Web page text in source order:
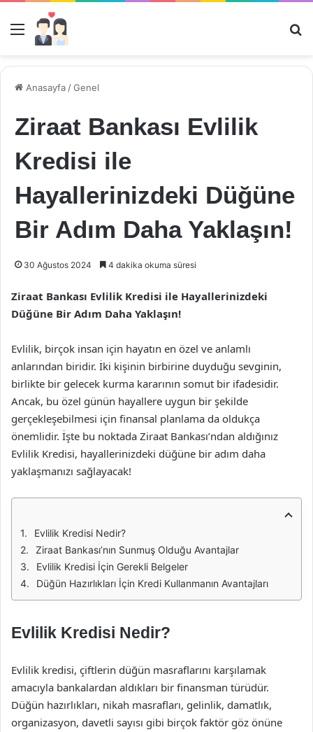
Menü
Anasayfa /Genel
Ziraat Bankası Evlilik
Kredisi ile
Hayallerinizdeki Düğüne
Bir Adım Daha Yaklaşın!
30 Ağustos 2024 4 dakika okuma süresi
Ziraat Bankası Evlilik Kredisi ile Hayallerinizdeki
Düğüne Bir Adım Daha Yaklaşın!
Evlilik, birçok insan için hayatın en özel ve anlamlı
anlarından biridir. İki kişinin birbirine duyduğu sevginin,
birlikte bir gelecek kurma kararının somut bir ifadesidir.
Ancak, bu özel günün hayallere uygun bir şekilde
gerçekleşebilmesi için finansal planlama da oldukça
önemlidir. İşte bu noktada Ziraat Bankası’ndan aldığınız
Evlilik Kredisi, hayallerinizdeki düğüne bir adım daha
yaklaşmanızı sağlayacak!
Evlilik Kredisi Nedir?
Ziraat Bankası’nın Sunmuş Olduğu Avantajlar
Evlilik Kredisi İçin Gerekli Belgeler
Düğün Hazırlıkları İçin Kredi Kullanmanın Avantajları
Evlilik Kredisi Nedir?
Evlilik kredisi, çiftlerin düğün masraflarını karşılamak
amacıyla bankalardan aldıkları bir finansman türüdür.
Düğün hazırlıkları, nikah masrafları, gelinlik, damatlık,
organizasyon, davetli sayısı gibi birçok faktör göz önüne